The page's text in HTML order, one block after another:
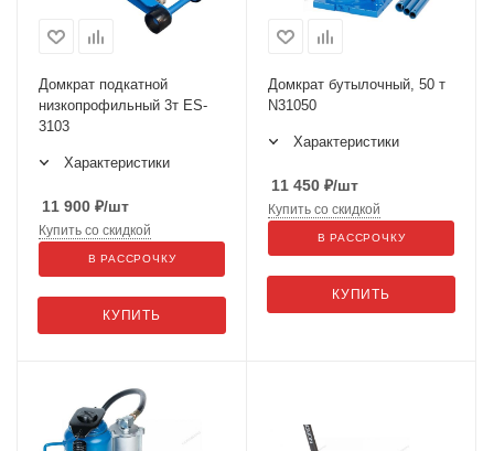
Домкрат подкатной
низкопрофильный 3т ES-
3103
Характеристики
11 900 ₽/шт
КУПИТЬ
Купить со скидкой
В РАССРОЧКУ
Домкрат бутылочный, 50 т
N31050
Характеристики
11 450 ₽/шт
КУПИТЬ
Купить со скидкой
В РАССРОЧКУ